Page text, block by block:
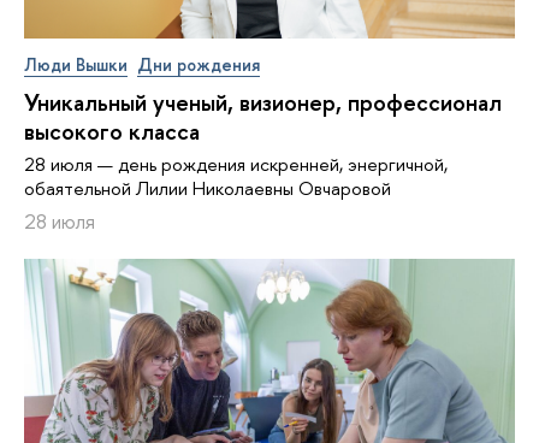
Люди Вышки Дни рождения
Уникальный ученый, визионер, про­фес­си­о­нал
высокого класса
28 июля — день рождения искренней, энергичной,
обаятельной Лилии Николаевны Овчаровой
28 июля